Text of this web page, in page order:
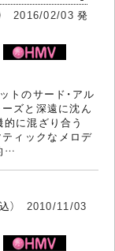
2016/02/03 発
トのサード・アル
ズと深遠に沈ん
に混ざり合う
ティックなメロデ
…
） 2010/11/03